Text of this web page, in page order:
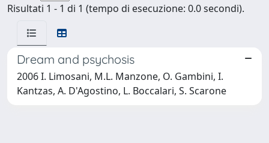
Risultati 1 - 1 di 1 (tempo di esecuzione: 0.0 secondi).
Dream and psychosis
2006 I. Limosani, M.L. Manzone, O. Gambini, I.
Kantzas, A. D'Agostino, L. Boccalari, S. Scarone